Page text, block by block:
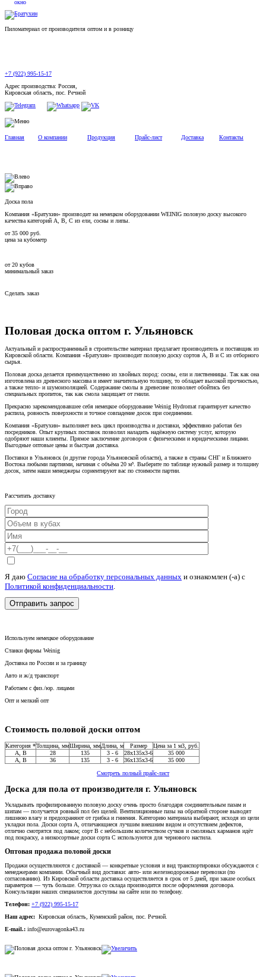
Пиломатериал от производителя оптом и в розницу
+7 (922) 995-15-17
Адрес производства: Россия,
Кировская область, пос. Речной
Главная О компании Продукция Прайс-лист Доставка Контакты
Доска пола
Компания «Братухин» производит на немецком оборудовании WEINIG половую доску высокого
качества категорий А, В, С из ели, сосны и липы.
от35 000 руб.
цена за кубометр
от20 кубов
минимальный заказ
Сделать заказ
Половая доска оптом г. Ульяновск
Актуальный и распространенный в строительстве материал предлагает производитель и поставщик из
Кировской области. Компания «Братухин» производит половую доску сортов А, B и C из отборного
сырья.
Половая доска делается преимущественно из хвойных пород: сосны, ели и лиственницы. Так как она
изготовлена из древесного массива и имеет значительную толщину, то обладает высокой прочностью,
а также тепло- и шумоизоляцией. Содержание смолы в древесине позволяет обойтись без
специальных пропиток, так как смола защищает от гнили.
Прекрасно зарекомендовавшее себя немецкое оборудование Weinig Hydromat гарантирует качество
распила, ровность поверхности и точное совпадение досок при соединении.
Компания «Братухин» выполняет весь цикл производства и доставки, эффективно работая без
посредников. Опыт крупных поставок позволил наладить надёжную систему услуг, которую
одобряют наши клиенты. Прямое заключение договоров с физическими и юридическими лицами.
Выгодные оптовые цены и быстрая доставка.
Поставки в Ульяновск (и другие города Ульяновской области), а также в страны СНГ и Ближнего
Востока любыми партиями, начиная с объёма 20 м³. Выберите по таблице нужный размер и толщину
досок, затем наши менеджеры сориентируют вас по стоимости партии.
Рассчитать доставку
Я даю Согласие на обработку персональных данных и ознакомлен (-а) c
Политикой конфиденциальности.
Используем немецкое оборудование
Станки фирмы Weinig
Доставка по России и за границу
Авто и ж/д транспорт
Работаем с физ./юр. лицами
Опт и мелкий опт
Стоимость половой доски оптом
Категория *Толщина, ммШирина, ммДлина, м Размер
Цена за 1 м3, руб.
A, В
28 135 3 - 6 28x135x3-6
35 000
A, В
36 135 3 - 6 36x135x3-6
35 000
Смотреть полный прайс-лист
Доска для пола от производителя г. Ульяновск
Укладывать профилированную половую доску очень просто благодаря соединительным пазам и
шипам — получается ровный пол без щелей. Вентиляционные пазы на обратной стороне выводят
лишнюю влагу и предохраняют от грибка и гниения. Категорию материала выбирают, исходя из цели
укладки пола. Доски сорта А, отличающиеся лучшим внешним видом и отсутствием дефектов,
отлично смотрятся под лаком; сорт В с небольшим количеством сучков и смоляных карманов идёт
под покраску, а низкосортные доски сорта С используются для чернового настила.
Оптовая продажа половой доски
Продажи осуществляются с доставкой — конкретные условия и вид транспортировки обсуждаются с
менеджерами компании. Обычный вид доставки: авто- или железнодорожные перевозки (по
согласованию). Из Кировской области доставка осуществляется в срок от 5 дней, при заказе особых
параметров — чуть больше. Отгрузка со склада производится после оформления договора.
Консультации наших специалистов доступны на сайте или по телефону.
Телефон: +7 (922) 995-15-17
Наш адрес: Кировская область, Куменский район, пос. Речной.
E-mail.: info@eurovagonka43.ru